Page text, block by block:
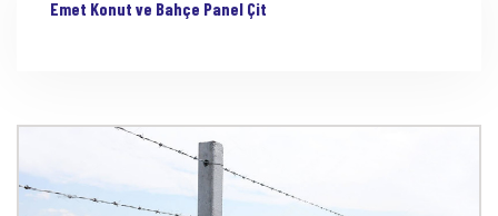
Emet Konut ve Bahçe Panel Çit